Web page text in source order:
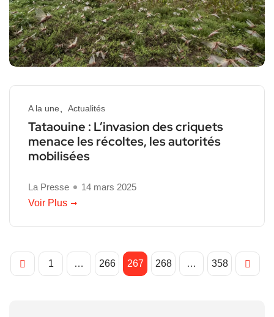
A la une Actualités
Tataouine : L’invasion des criquets
menace les récoltes, les autorités
mobilisées
La Presse
14 mars 2025
Voir Plus
1 … 266 267 268 … 358